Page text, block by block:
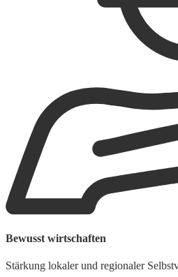
Bewusst wirtschaften
Stärkung lokaler und regionaler